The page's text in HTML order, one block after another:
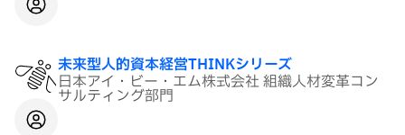
未来型人的資本経営THINKシリーズ
日本アイ・ビー・エム株式会社 組織人材変革コン
サルティング部門